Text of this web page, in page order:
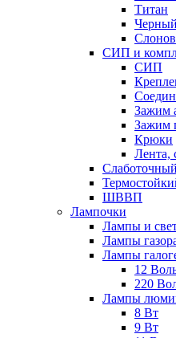
Титан
Черный
СИП и
СИП
Зажим
Зажим
Крюки
Лента,
Слаботочный
ШВВП
Лампочки
Лампы и
Лампы
Лампы
12
220
Лампы
8 Вт
9 Вт